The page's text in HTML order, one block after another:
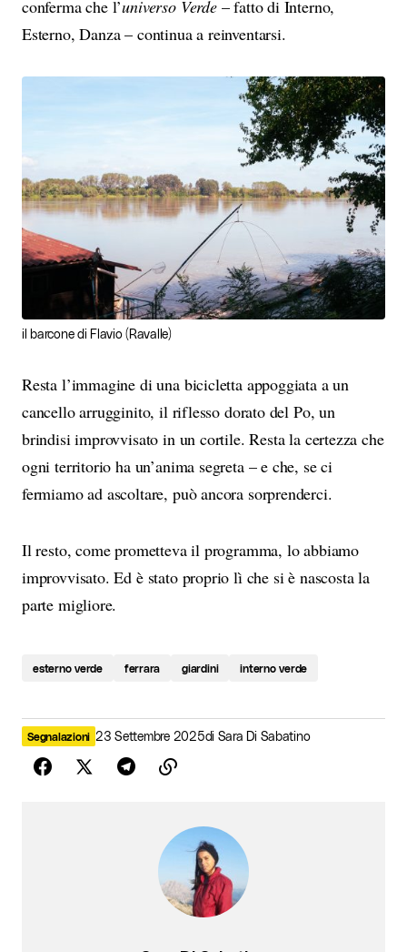
conferma che l’universo Verde– fatto di Interno,
Esterno, Danza – continua a reinventarsi.
il barcone di Flavio (Ravalle)
Resta l’immagine di una bicicletta appoggiata a un
cancello arrugginito, il riflesso dorato del Po, un
brindisi improvvisato in un cortile. Resta la certezza che
ogni territorio ha un’anima segreta – e che, se ci
fermiamo ad ascoltare, può ancora sorprenderci.
Il resto, come prometteva il programma, lo abbiamo
improvvisato. Ed è stato proprio lì che si è nascosta la
parte migliore.
esterno verde ferrara giardini interno verde
Segnalazioni 23 Settembre 2025di Sara Di Sabatino